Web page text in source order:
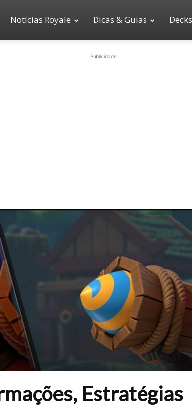
Notícias Royale Dicas & Guias Decks
Publicidade
Estratégias